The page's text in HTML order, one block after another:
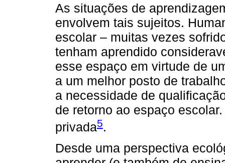
As situações de
envolvem tais sujeitos.
escolar – muitas vezes
tenham aprendido
esse espaço em virtude de
a um melhor posto de
a necessidade de
de retorno ao espaço
privada5.
Desde uma perspectiva